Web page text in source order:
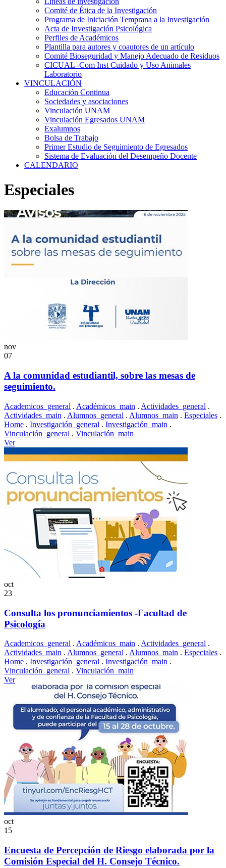
Comité de Ética de la Investigación
Programa de Iniciación Temprana a la Investigación
Acta de Investigación Psicológica
Perfiles de Académicos
Plantilla para autores y coautores de un artículo
Comité Bioseguridad y Manejo Adecuado de Residuos
CICUAL -Com Inst Cuidado y Uso Animales
Laboratorio
VINCULACIÓN
Educación Continua
Sociedades y asociaciones
Vinculación UNAM
Vinculación Egresados UNAM
Exalumnos
Bolsa de Trabajo
Primer Estudio de Seguimiento de Egresados
Sistema de Evaluación del Desempeño Docente
CALENDARIO
Especiales
nov
07
A la comunidad estudiantil, sobre las mesas de
seguimiento.
Academicos_general . Académicos_main . Actividades_general .
Actividades_main . Alumnos_general . Alumnos_main . Especiales .
Home . Investigación_general . Investigación_main .
Vinculación_general . Vinculación_main
Ver
oct
23
Consulta los pronunciamientos -Facultad de
Psicología
Academicos_general . Académicos_main . Actividades_general .
Actividades_main . Alumnos_general . Alumnos_main . Especiales .
Home . Investigación_general . Investigación_main .
Vinculación_general . Vinculación_main
Ver
oct
15
Encuesta de Percepción de Riesgo elaborada por la
Comisión Especial del H. Consejo Técnico.